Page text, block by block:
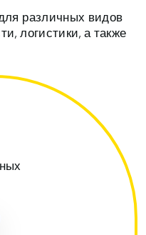
различных видов
логистики, а также